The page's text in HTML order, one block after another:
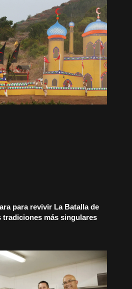
para revivir La Batalla de
tradiciones más singulares